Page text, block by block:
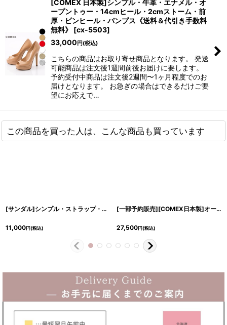
[COMEX 日本製]シンプル・牛革・エナメル・オ
ープントゥー・14cmヒール・2cmストーム・前
厚・ピンヒール・パンプス《送料＆代引き手数料
無料》
[cx-5503]
33,000 円 (税込)
こちらの商品はお取り寄せ商品となります。 発送
可能商品は注文後1週間前後お届けに要します。
予約受付中商品は注文後2週間〜1ヶ月程度でのお
届けとなります。 お急ぎの場合はできるだけご要
望にお応えで…
この商品を買った人は、こんな商品も買っています
[サンダル]シンプル・ストラップ・プラットフォーム・前厚・ハイヒール・ピンヒール・エナメル・サンダル
11,000円(税込)
[一部予約販売][COMEX日本製]オープントゥー・バックベルトパンプス・ハイヒール・厚底サンダル《送料＆代引き手数料無料》
27,500円(税込)